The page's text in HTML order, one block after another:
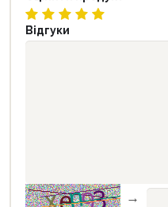
Відгуки
→